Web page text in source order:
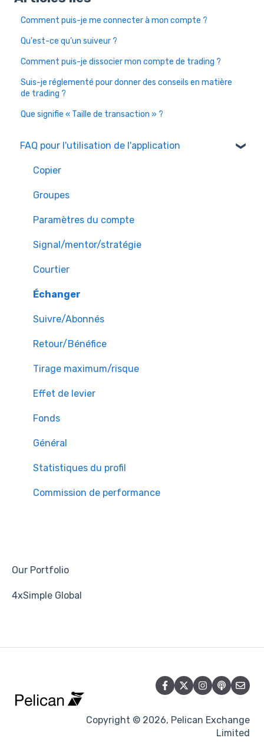
Comment puis-je me connecter à mon compte ?
Qu'est-ce qu'un suiveur ?
Comment puis-je dissocier mon compte de trading ?
Suis-je réglementé pour donner des conseils en matière
de trading ?
Que signifie « Taille de transaction » ?
FAQ pour l'utilisation de l'application
Copier
Groupes
Paramètres du compte
Signal/mentor/stratégie
Courtier
Échanger
Suivre/Abonnés
Retour/Bénéfice
Tirage maximum/risque
Effet de levier
Fonds
Général
Statistiques du profil
Commission de performance
Our Portfolio
4xSimple Global
Copyright © 2026, Pelican Exchange
Limited